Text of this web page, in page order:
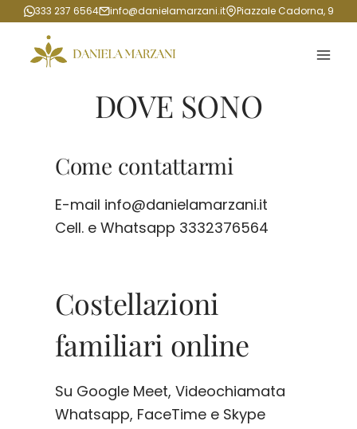
Salta
contenuto
333 237 6564 info@danielamarzani.it Piazzale Cadorna, 9
DOVE SONO
Come contattarmi
E-mail info@danielamarzani.it
Cell. e Whatsapp 3332376564
Costellazioni
familiari online
Su Google Meet, Videochiamata
Whatsapp, FaceTime e Skype